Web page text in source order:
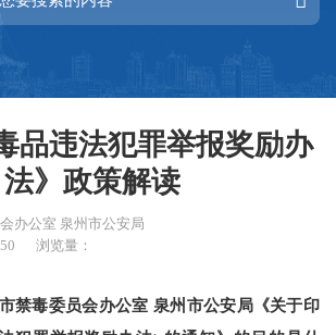
品违法犯罪举报奖励办
法》政策解读
办公室 泉州市公安局
浏览量：
毒委员会办公室 泉州市公安局《关于印